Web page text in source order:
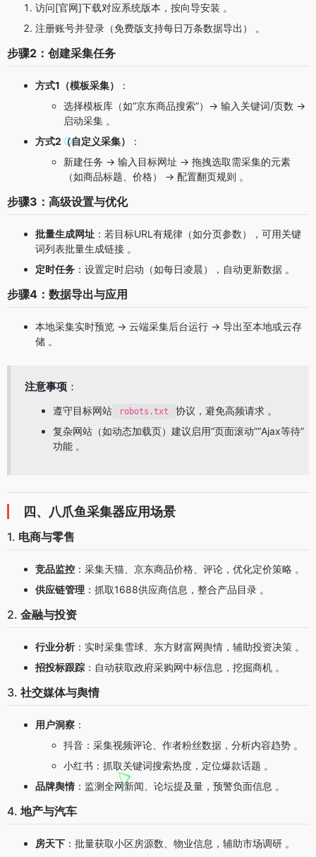
访问[官网]下载对应系统版本，按向导安装 。
注册账号并登录（免费版支持每日万条数据导出） 。
步骤2：创建采集任务
方式1（模板采集）
：
选择模板库（如“京东商品搜索”）→ 输入关键词/页数 →
启动采集 。
方式2（自定义采集）
：
新建任务 → 输入目标网址 → 拖拽选取需采集的元素
（如商品标题、价格） → 配置翻页规则 。
步骤3：高级设置与优化
批量生成网址 ：若目标URL有规律（如分页参数），可用关键
词列表批量生成链接 。
定时任务 ：设置定时启动（如每日凌晨），自动更新数据 。
步骤4：数据导出与应用
本地采集实时预览 → 云端采集后台运行 → 导出至本地或云存
储 。
注意事项 ：
遵守目标网站 robots.txt
协议，避免高频请求 。
复杂网站（如动态加载页）建议启用“页面滚动”“Ajax等待”
功能 。
四、八爪鱼采集器应用场景
1. 电商与零售
竞品监控 ：采集天猫、京东商品价格、评论，优化定价策略 。
供应链管理 ：抓取1688供应商信息，整合产品目录 。
2. 金融与投资
行业分析：实时采集雪球、东方财富网舆情，辅助投资决策 。
招投标跟踪 ：自动获取政府采购网中标信息，挖掘商机 。
3. 社交媒体与舆情
用户洞察 ：
抖音：采集视频评论、作者粉丝数据，分析内容趋势 。
小红书：抓取关键词搜索热度，定位爆款话题 。
品牌舆情：监测全网新闻、论坛提及量，预警负面信息 。
4. 地产与汽车
房天下 ：批量获取小区房源数、物业信息，辅助市场调研 。